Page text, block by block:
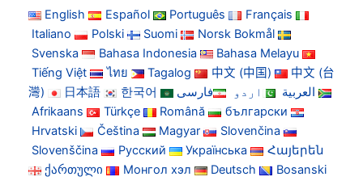
English Español Português
Français
Italiano
Polski Suomi
Norsk Bokmål
Svenska
Bahasa Indonesia
Bahasa Melayu
Tiếng Việt
ไทย Tagalog 中文 (中国)
中文 (台
灣)
日本語 한국어 العربية اردو
فارسی
Afrikaans
Türkçe Română
български
Hrvatski
Čeština Magyar
Slovenčina
Slovenščina
Русский Українська
Հայերեն
ქართული
Монгол хэл Deutsch
Bosanski